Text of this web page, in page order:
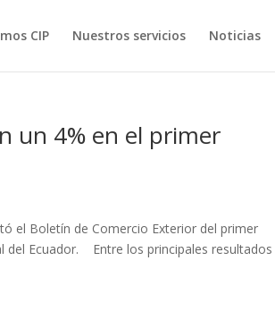
CIP Nuestros servicios Noticias
un 4% en el primer
el Boletín de Comercio Exterior del primer
del Ecuador. Entre los principales resultados